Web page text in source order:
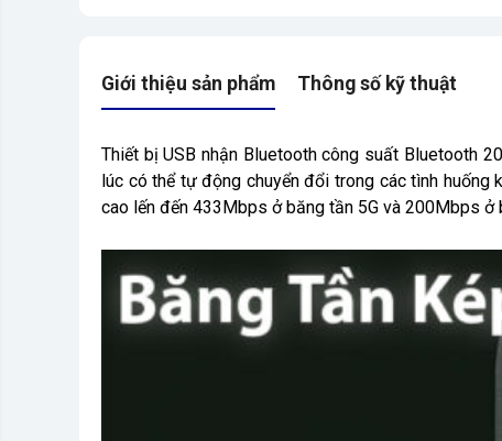
Giới thiệu sản phẩm Thông số kỹ thuật
Thiết bị USB nhận Bluetooth công suất Bluetooth
lúc có thể tự động chuyển đổi trong các tình huống
cao lến đến 433Mbps ở băng tần 5G và 200Mbps ở